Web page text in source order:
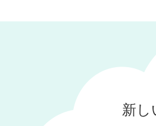
新し